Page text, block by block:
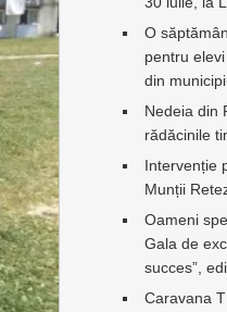
O
pentru
din
Nedeia din
rădăcinile
Intervenție
Munții
Oameni
Gala de
succes”,
Caravana